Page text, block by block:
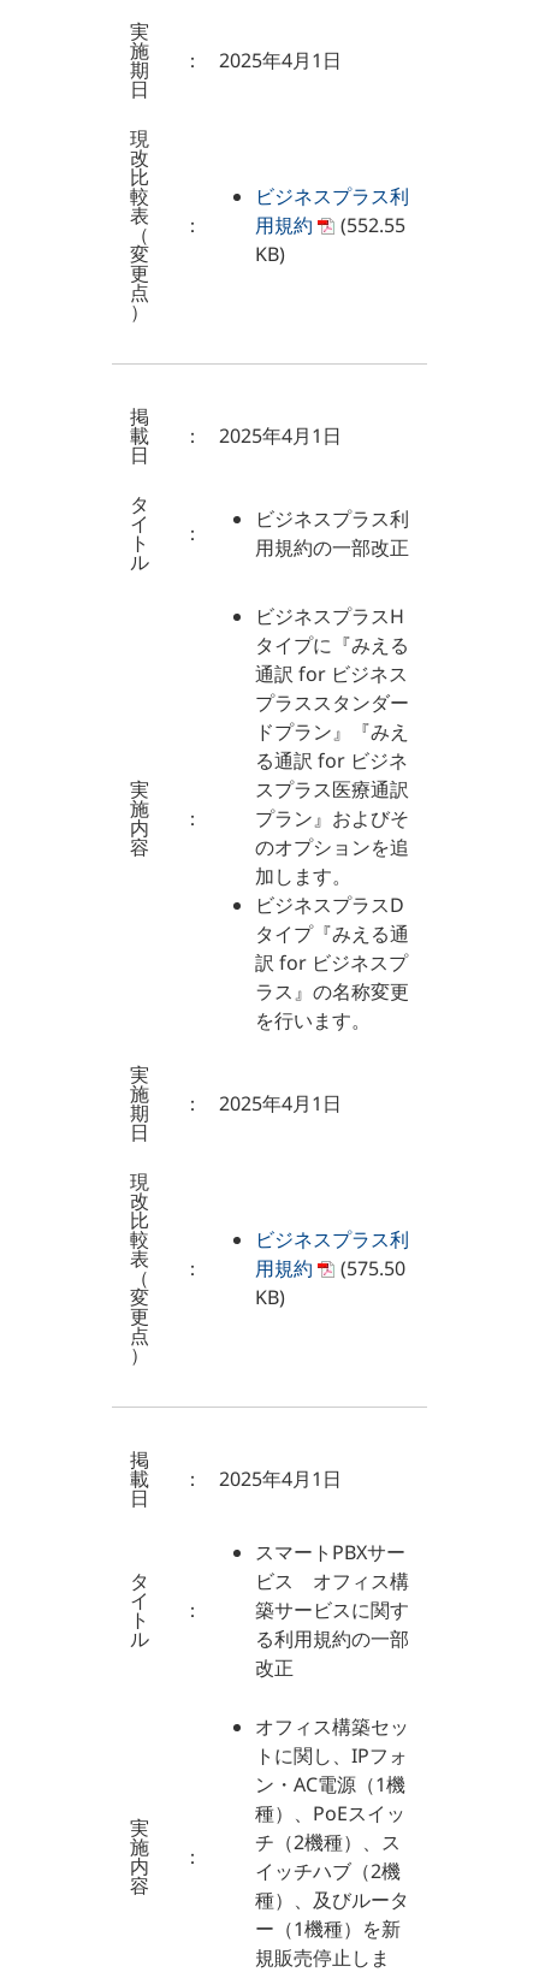
実
施
期
日
： 2025年4月1日
現
改
比
較
表
（
変
更
点
）
：
ビジネスプラス利
用規約
(552.55
KB)
掲
載
日
： 2025年4月1日
タ
イ
ト
ル
：
ビジネスプラス利
用規約の一部改正
実
施
内
容
：
ビジネスプラスH
タイプに『みえる
通訳 for ビジネス
プラススタンダー
ドプラン』『みえ
る通訳 for ビジネ
スプラス医療通訳
プラン』およびそ
のオプションを追
加します。
ビジネスプラスD
タイプ『みえる通
訳 for ビジネスプ
ラス』の名称変更
を行います。
実
施
期
日
： 2025年4月1日
現
改
比
較
表
（
変
更
点
）
：
ビジネスプラス利
用規約
(575.50
KB)
掲
載
日
： 2025年4月1日
タ
イ
ト
ル
：
スマートPBXサー
ビス オフィス構
築サービスに関す
る利用規約の一部
改正
実
施
内
容
：
オフィス構築セッ
トに関し、IPフォ
ン・AC電源（1機
種）、PoEスイッ
チ（2機種）、ス
イッチハブ（2機
種）、及びルータ
ー（1機種）を新
規販売停止しま